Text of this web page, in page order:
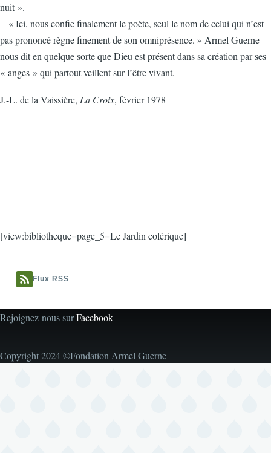
nuit ».
« Ici, nous confie finalement le poète, seul le nom de celui qui n’est
pas prononcé règne finement de son omniprésence. » Armel Guerne
nous dit en quelque sorte que Dieu est présent dans sa création par ses
« anges » qui partout veillent sur l’être vivant.
J.-L. de la Vaissière, La Croix, février 1978
[view:bibliotheque=page_5=Le Jardin colérique]
Flux RSS
Rejoignez-nous surFacebook
Copyright 2024 ©Fondation Armel Guerne